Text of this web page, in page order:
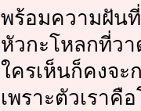
พร้อมความฝัน
หัวกะโหลกที่ว
ใครเห็นก็คงจะ
เพราะตัวเราคื